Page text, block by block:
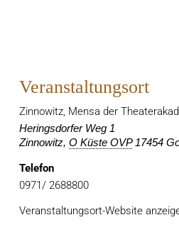
Veranstaltungsort
Zinnowitz, Mensa der
Heringsdorfer Weg 1
Zinnowitz, O Küste OVP 17454
Telefon
0971/ 2688800
Veranstaltungsort-Website